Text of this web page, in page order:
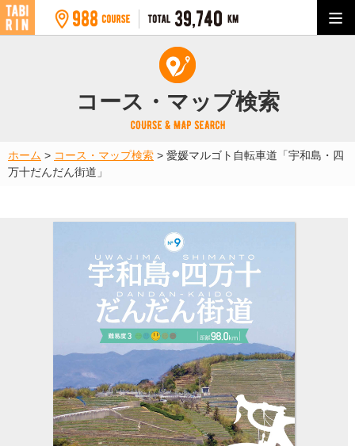
コース・マップ検索
ホーム > コース・マップ検索 > 愛媛マルゴト自転車道「宇和島・四
万十だんだん街道」